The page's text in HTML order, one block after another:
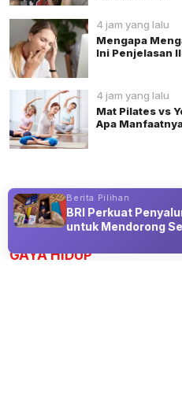
4 jam yang lalu
Mengapa
Ini Penjelasan
4 jam yang lalu
Mat Pilates vs
Apa
GAYA HIDUP
Berita Pilihan
BRI Perkuat
untuk Mendorong